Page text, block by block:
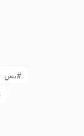
بس_ما_في_داعي_نتحرك_البلد_ماشي_وعاجقة_عفسوح#